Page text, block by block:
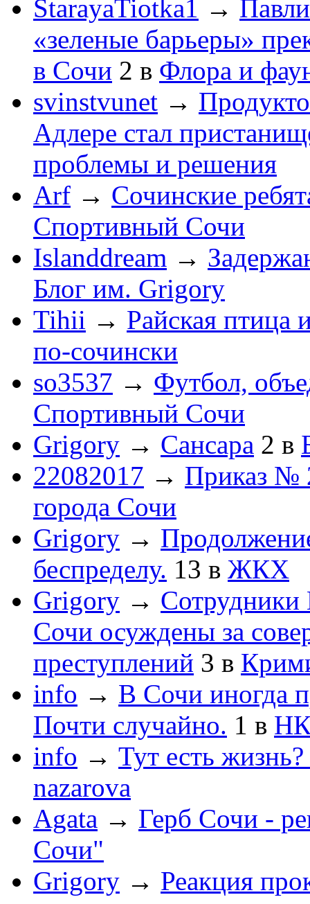
StarayaTiotka1 →
«зеленые барьеры»
в Сочи 2 в Флора и
svinstvunet →
Адлере стал
проблемы и решения
Arf → Сочинские
Спортивный Сочи
Islanddream →
Блог им. Grigory
Tihii → Райская птица
по-cочински
so3537 → Футбол,
Спортивный Сочи
Grigory → Сансара 2 в
22082017 → Приказ №
города Сочи
Grigory →
беспределу. 13 в ЖКХ
Grigory →
Сочи осуждены за
преступлений 3 в
info → В Сочи иногда
Почти случайно. 1 в
info → Тут есть
nazarova
Agata → Герб Сочи -
Сочи"
Grigory → Реакция